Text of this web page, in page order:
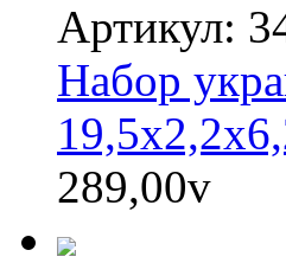
Артикул:
Набор
289,00v